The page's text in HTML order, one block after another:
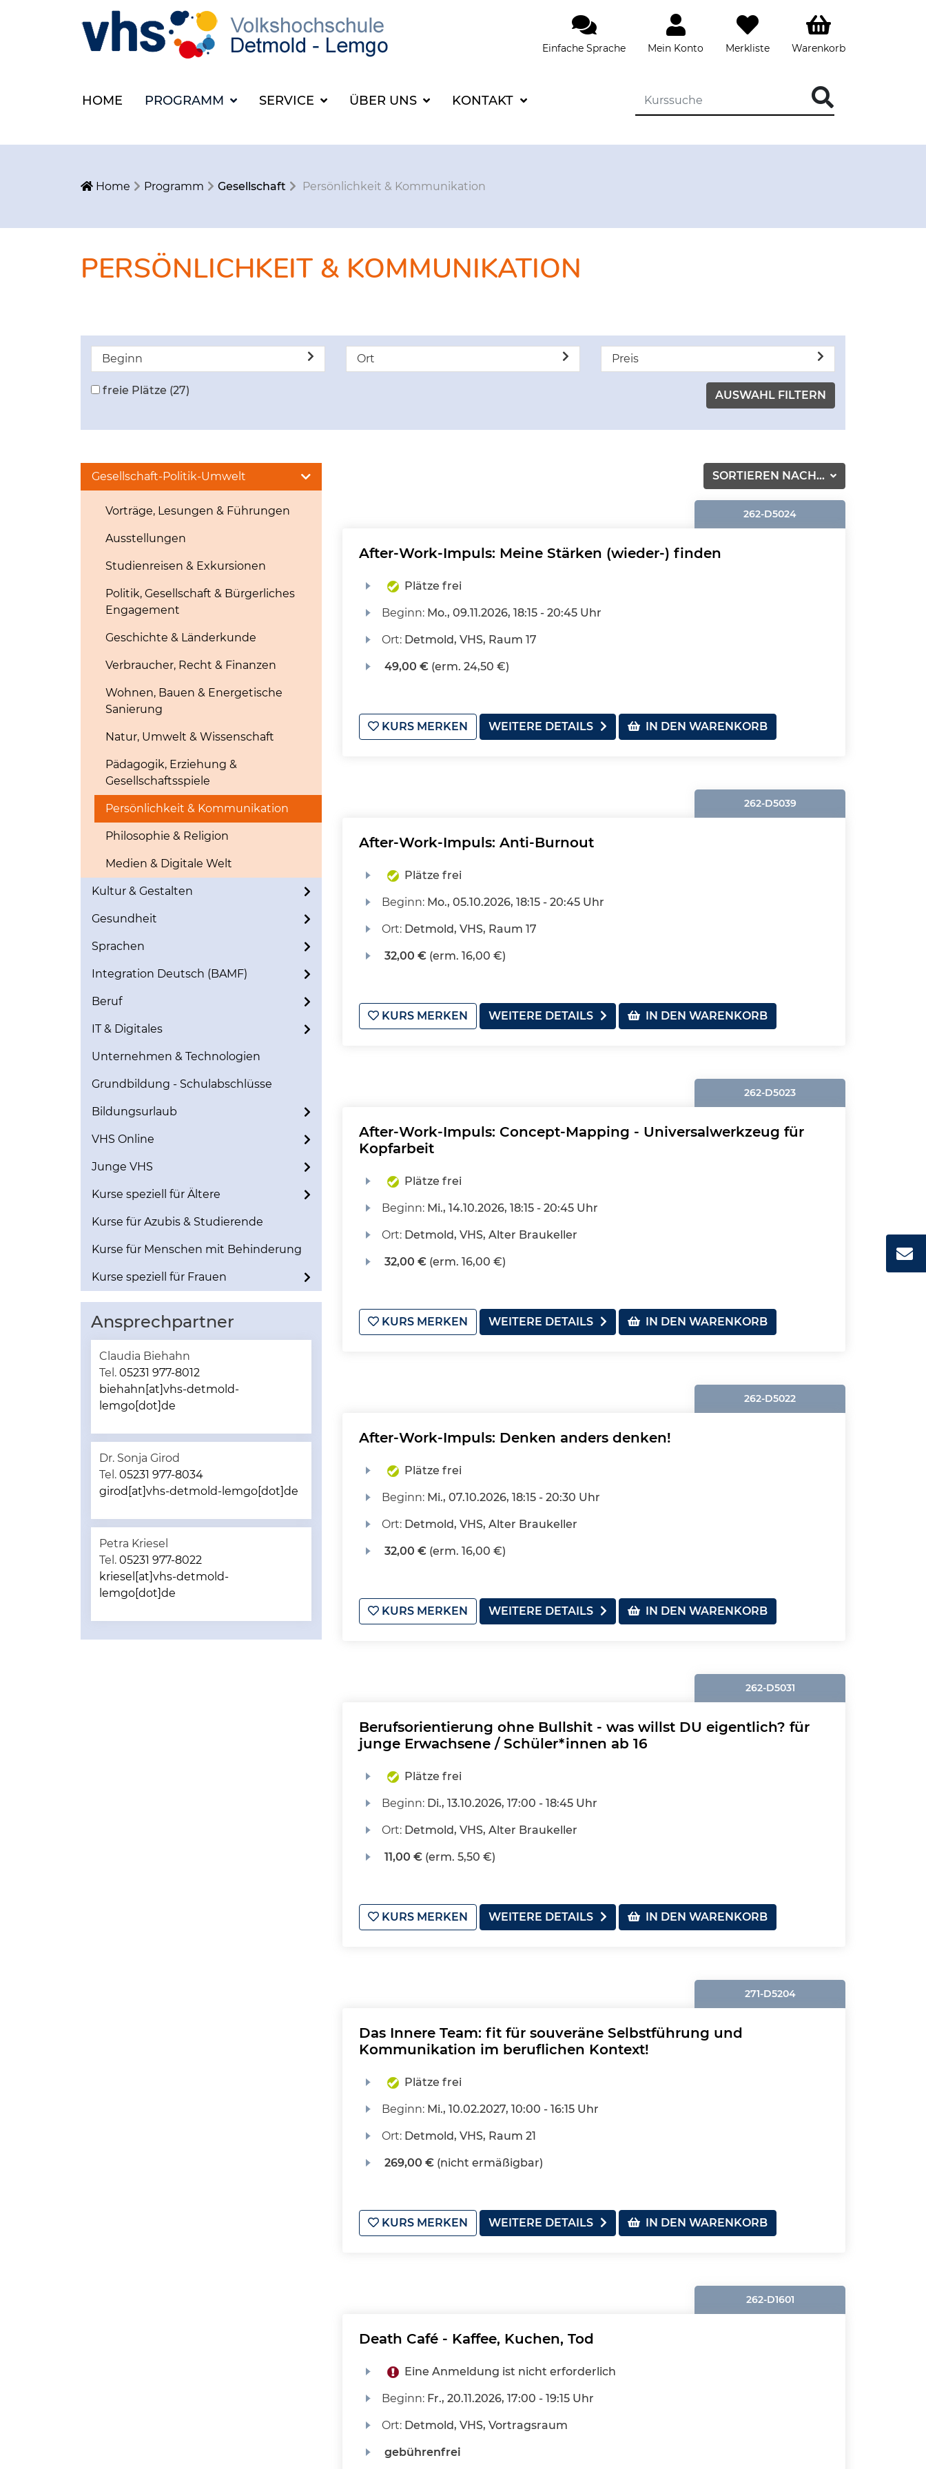
Einfache Sprache Mein Konto Merkliste Warenkorb
HOME PROGRAMM SERVICE ÜBER UNS KONTAKT
Home Programm Gesellschaft Persönlichkeit & Kommunikation
PERSÖNLICHKEIT & KOMMUNIKATION
Beginn Ort Preis
freie Plätze (27)
Gesellschaft-Politik-Umwelt
Vorträge, Lesungen & Führungen
Ausstellungen
Studienreisen & Exkursionen
Politik, Gesellschaft & Bürgerliches
Engagement
Geschichte & Länderkunde
Verbraucher, Recht & Finanzen
Wohnen, Bauen & Energetische
Sanierung
Natur, Umwelt & Wissenschaft
Pädagogik, Erziehung &
Gesellschaftsspiele
Persönlichkeit & Kommunikation
Philosophie & Religion
Medien & Digitale Welt
Kultur & Gestalten
Gesundheit
Sprachen
Integration Deutsch (BAMF)
Beruf
IT & Digitales
Unternehmen & Technologien
Grundbildung - Schulabschlüsse
Bildungsurlaub
VHS Online
Junge VHS
Kurse speziell für Ältere
Kurse für Azubis & Studierende
Kurse für Menschen mit Behinderung
Kurse speziell für Frauen
Ansprechpartner
Claudia Biehahn
Tel. 05231 977-8012
biehahn[at]vhs-detmold-
lemgo[dot]de
Dr. Sonja Girod
Tel. 05231 977-8034
girod[at]vhs-detmold-lemgo[dot]de
Petra Kriesel
Tel. 05231 977-8022
kriesel[at]vhs-detmold-
lemgo[dot]de
SORTIEREN NACH...
262-D5024
After-Work-Impuls: Meine Stärken (wieder-) finden
Plätze frei
Beginn: Mo., 09.11.2026, 18:15 - 20:45 Uhr
Ort: Detmold, VHS, Raum 17
49,00 €(erm. 24,50 €)
KURS MERKEN WEITERE DETAILS IN DEN WARENKORB
262-D5039
After-Work-Impuls: Anti-Burnout
Plätze frei
Beginn: Mo., 05.10.2026, 18:15 - 20:45 Uhr
Ort: Detmold, VHS, Raum 17
32,00 €(erm. 16,00 €)
KURS MERKEN WEITERE DETAILS IN DEN WARENKORB
262-D5023
After-Work-Impuls: Concept-Mapping - Universalwerkzeug für
Kopfarbeit
Plätze frei
Beginn: Mi., 14.10.2026, 18:15 - 20:45 Uhr
Ort: Detmold, VHS, Alter Braukeller
32,00 €(erm. 16,00 €)
KURS MERKEN WEITERE DETAILS IN DEN WARENKORB
262-D5022
After-Work-Impuls: Denken anders denken!
Plätze frei
Beginn: Mi., 07.10.2026, 18:15 - 20:30 Uhr
Ort: Detmold, VHS, Alter Braukeller
32,00 €(erm. 16,00 €)
KURS MERKEN WEITERE DETAILS IN DEN WARENKORB
262-D5031
Berufsorientierung ohne Bullshit - was willst DU eigentlich? für
junge Erwachsene / Schüler*innen ab 16
Plätze frei
Beginn: Di., 13.10.2026, 17:00 - 18:45 Uhr
Ort: Detmold, VHS, Alter Braukeller
11,00 €(erm. 5,50 €)
KURS MERKEN WEITERE DETAILS IN DEN WARENKORB
271-D5204
Das Innere Team: fit für souveräne Selbstführung und
Kommunikation im beruflichen Kontext!
Plätze frei
Beginn: Mi., 10.02.2027, 10:00 - 16:15 Uhr
Ort: Detmold, VHS, Raum 21
269,00 €(nicht ermäßigbar)
KURS MERKEN WEITERE DETAILS IN DEN WARENKORB
262-D1601
Death Café - Kaffee, Kuchen, Tod
Eine Anmeldung ist nicht erforderlich
Beginn: Fr., 20.11.2026, 17:00 - 19:15 Uhr
Ort: Detmold, VHS, Vortragsraum
gebührenfrei